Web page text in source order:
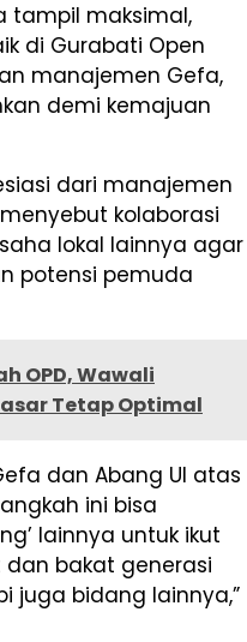
tampil maksimal,
di Gurabati Open
manajemen Gefa,
demi kemajuan
dari manajemen
kolaborasi
lokal lainnya agar
potensi pemuda
OPD, Wawali
Tetap Optimal
dan Abang Ul atas
ini bisa
lainnya untuk ikut
bakat generasi
juga bidang lainnya,”